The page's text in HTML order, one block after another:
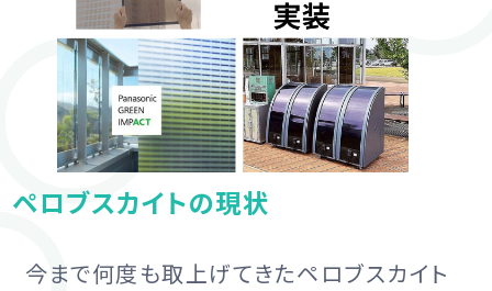
ペロブスカイトの現状
今まで何度も取上げてきたペロブスカイト